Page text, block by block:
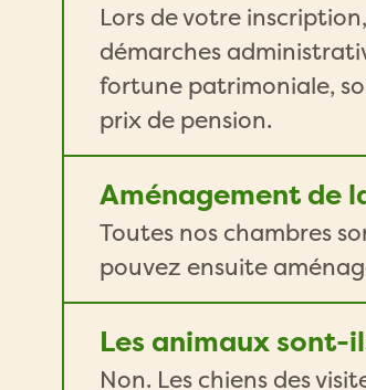
Lors de votre
démarches
fortune patrimoniale,
prix de pension.
Aménagement de
Toutes nos chambres
pouvez ensuite
Les animaux sont-
Non. Les chiens des